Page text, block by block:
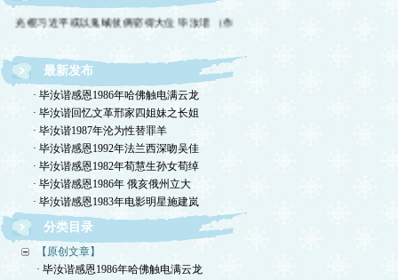
光棍习近平或以鬼蜮伎俩窃得大位 毕汝谐 （作
最新发布
· 毕汝谐感恩1986年哈佛触电满云龙
· 毕汝谐回忆文革邢家四姐妹之长姐
· 毕汝谐1987年沦为性替罪羊
· 毕汝谐感恩1992年法兰西深吻吴佳
· 毕汝谐感恩1982年荀慧生孙女荀绰
· 毕汝谐感恩1986年 俄亥俄州立大
· 毕汝谐感恩1983年电影明星施建岚
分类目录
【原创文章】
· 毕汝谐感恩1986年哈佛触电满云龙